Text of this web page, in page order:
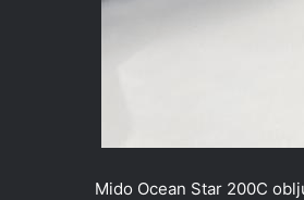
Mido Ocean Star 200C